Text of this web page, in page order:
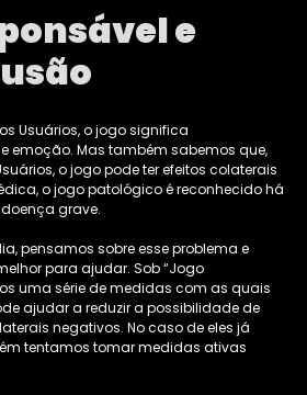
e
Usuários, o jogo significa
emoção. Mas também sabemos que,
o jogo pode ter efeitos colaterais
o jogo patológico é reconhecido há
grave.
pensamos sobre esse problema e
para ajudar. Sob “Jogo
uma série de medidas com as quais
ajudar a reduzir a possibilidade de
negativos. No caso de eles já
tentamos tomar medidas ativas